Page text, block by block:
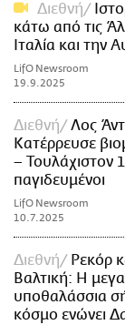
Διεθνή
κάτω από τις
Ιταλία και την
LifO Newsroom
19.9.2025
Διεθνή
Λος
Κατέρρευσε
– Τουλάχιστον
παγιδευμένοι
LifO Newsroom
10.7.2025
Διεθνή
Ρεκόρ
Βαλτική: Η
υποθαλάσσια
κόσμο ενώνει